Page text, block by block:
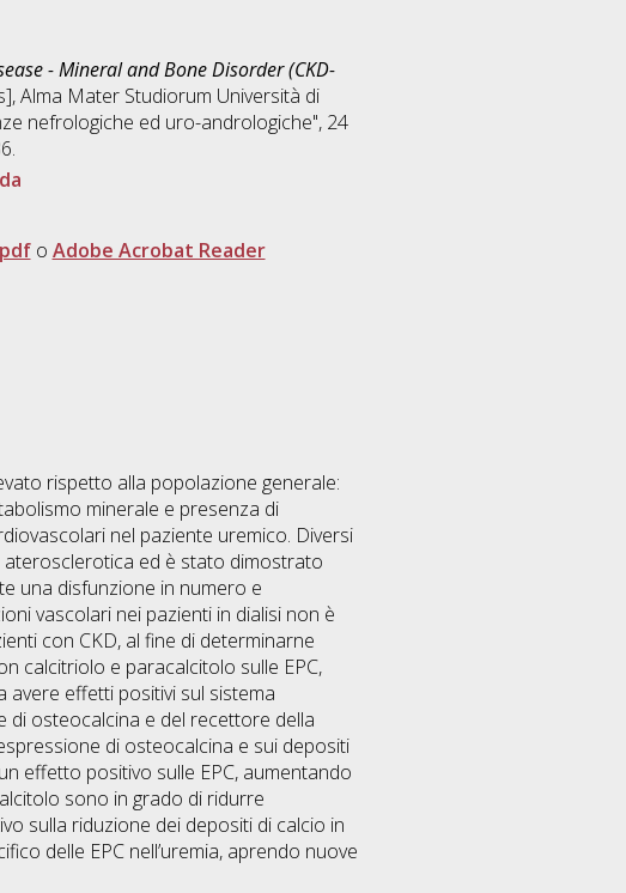
- Mineral and Bone Disorder (CKD-
Alma Mater Studiorum Università di
nefrologiche ed uro-andrologiche", 24
o Adobe Acrobat Reader
rispetto alla popolazione generale:
minerale e presenza di
nel paziente uremico. Diversi
aterosclerotica ed è stato dimostrato
una disfunzione in numero e
vascolari nei pazienti in dialisi non è
con CKD, al fine di determinarne
calcitriolo e paracalcitolo sulle EPC,
avere effetti positivi sul sistema
di osteocalcina e del recettore della
di osteocalcina e sui depositi
effetto positivo sulle EPC, aumentando
sono in grado di ridurre
sulla riduzione dei depositi di calcio in
delle EPC nell’uremia, aprendo nuove